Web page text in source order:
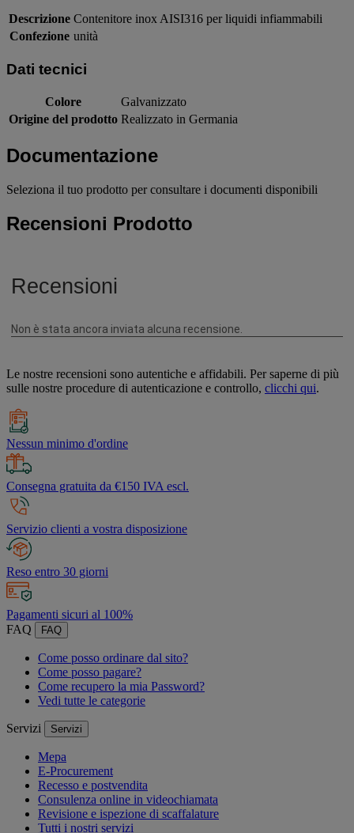
Descrizione Contenitore inox AISI316 per liquidi infiammabili
Confezione unità
Dati tecnici
Colore
Galvanizzato
Origine del prodotto Realizzato in Germania
Documentazione
Seleziona il tuo prodotto per consultare i documenti disponibili
Recensioni Prodotto
Le nostre recensioni sono autentiche e affidabili. Per saperne di più
sulle nostre procedure di autenticazione e controllo, clicchi qui.
Nessun minimo d'ordine
Consegna gratuita da €150 IVA escl.
Servizio clienti a vostra disposizione
Reso entro 30 giorni
Pagamenti sicuri al 100%
FAQ
FAQ
Come posso ordinare dal sito?
Come posso pagare?
Come recupero la mia Password?
Vedi tutte le categorie
Servizi Servizi
Mepa
E-Procurement
Recesso e postvendita
Consulenza online in videochiamata
Revisione e ispezione di scaffalature
Tutti i nostri servizi